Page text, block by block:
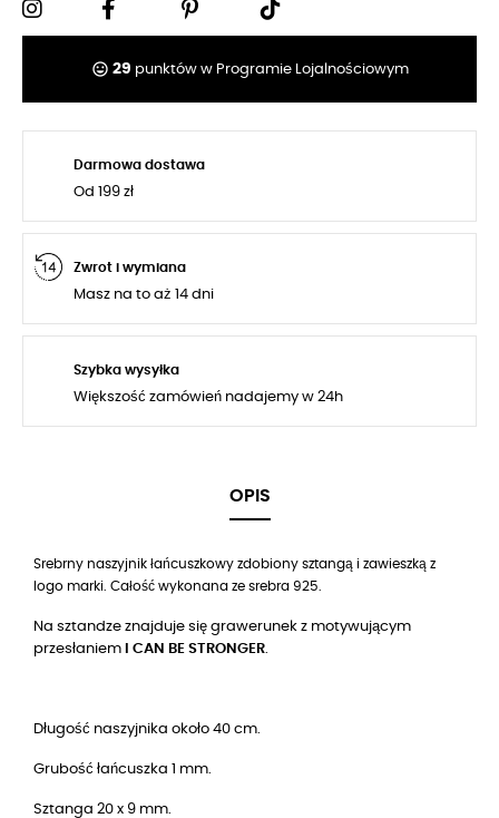
tag_faces 29 punktów w Programie Lojalnościowym
Darmowa dostawa
Od 199 zł
Zwrot i wymiana
Masz na to aż 14 dni
Szybka wysyłka
Większość zamówień nadajemy w 24h
OPIS
Srebrny naszyjnik łańcuszkowy zdobiony sztangą i zawieszką z
logo marki. Całość wykonana ze srebra 925.
Na sztandze znajduje się grawerunek z motywującym
przesłaniem
I CAN BE STRONGER.
Długość naszyjnika około 40 cm.
Grubość łańcuszka 1 mm.
Sztanga 20 x 9 mm.